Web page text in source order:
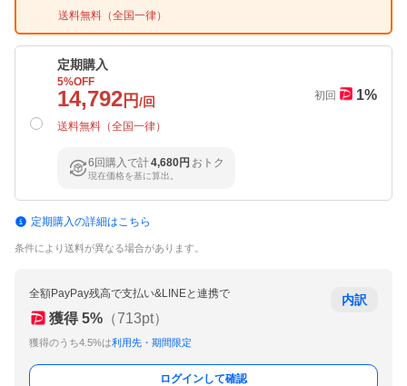
送料無料（全国一律）
定期購入
5%OFF
14,792 円/回
送料無料（全国一律）
初回 1%
6回購入で計4,680円 おトク
現在価格を基に算出。
定期購入の詳細はこちら
条件により送料が異なる場合があります。
全額PayPay残高で支払い&LINEと連携で
獲得 5% （713pt）
獲得のうち4.5%は利用先・期間限定
内訳
ログインして確認